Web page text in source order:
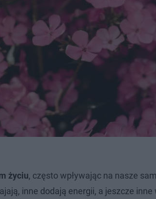
życiu, często wpływając na nasze
inne dodają energii, a jeszcze